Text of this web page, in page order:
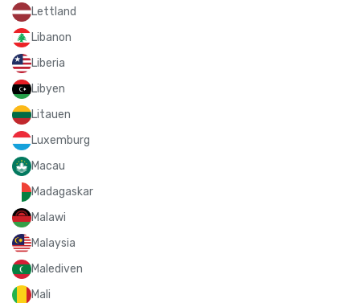
Lettland
Libanon
Liberia
Libyen
Litauen
Luxemburg
Macau
Madagaskar
Malawi
Malaysia
Malediven
Mali